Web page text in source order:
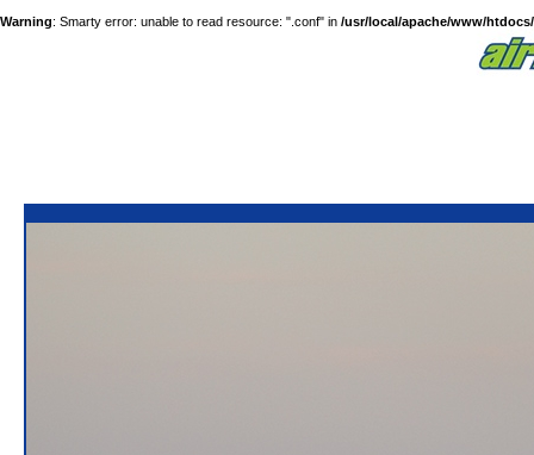
Warning: Smarty error: unable to read resource: ".conf" in /usr/local/apache/www/